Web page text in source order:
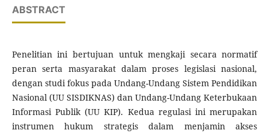
ABSTRACT
Penelitian ini bertujuan untuk mengkaji secara normatif
peran serta masyarakat dalam proses legislasi nasional,
dengan studi fokus pada Undang-Undang Sistem Pendidikan
Nasional (UU SISDIKNAS) dan Undang-Undang Keterbukaan
Informasi Publik (UU KIP). Kedua regulasi ini merupakan
instrumen hukum strategis dalam menjamin akses